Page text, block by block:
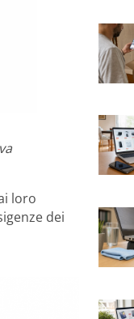
loro
dei